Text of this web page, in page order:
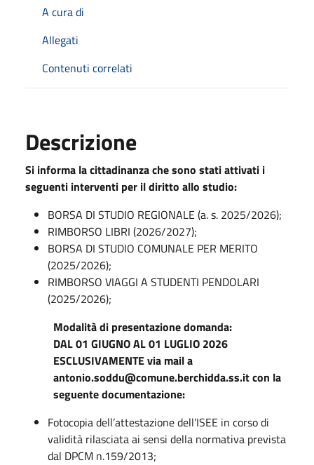
A cura di
Allegati
Contenuti correlati
Descrizione
Si informa la cittadinanza che sono stati attivati i
seguenti interventi per il diritto allo studio:
BORSA DI STUDIO REGIONALE (a. s. 2025/2026);
RIMBORSO LIBRI (2026/2027);
BORSA DI STUDIO COMUNALE PER MERITO
(2025/2026);
RIMBORSO VIAGGI A STUDENTI PENDOLARI
(2025/2026);
Modalità di presentazione domanda:
DAL 01 GIUGNO AL 01 LUGLIO 2026
ESCLUSIVAMENTE via mail a
antonio.soddu@comune.berchidda.ss.it con la
seguente documentazione:
Fotocopia dell’attestazione dell’ISEE in corso di
validità rilasciata ai sensi della normativa prevista
dal DPCM n.159/2013;